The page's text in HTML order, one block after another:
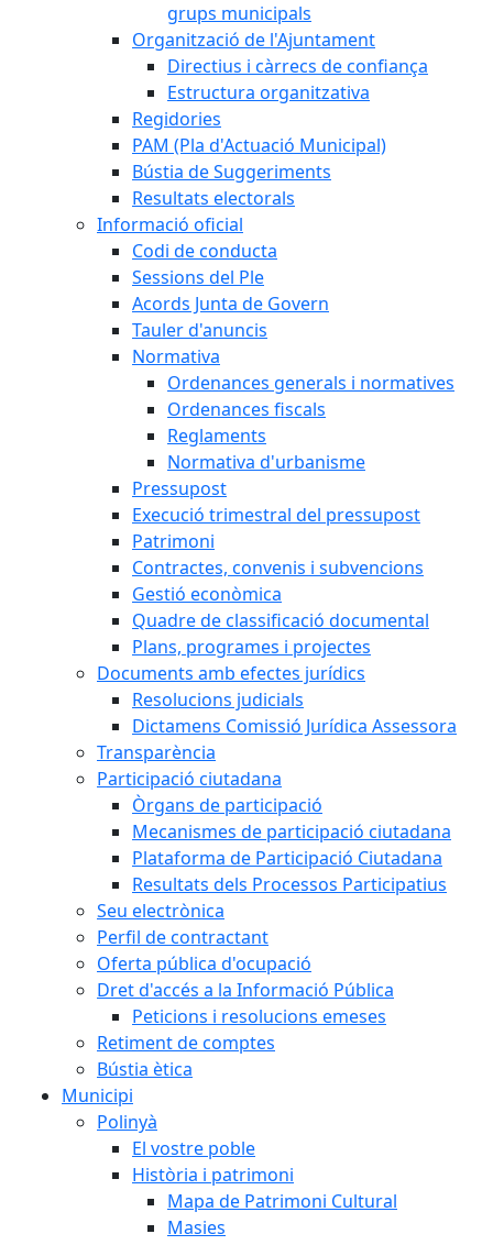
grups municipals
Organització de l'Ajuntament
Directius i càrrecs de confiança
Estructura organitzativa
Regidories
PAM (Pla d'Actuació Municipal)
Bústia de Suggeriments
Resultats electorals
Informació oficial
Codi de conducta
Sessions del Ple
Acords Junta de Govern
Tauler d'anuncis
Normativa
Ordenances generals i normatives
Ordenances fiscals
Reglaments
Normativa d'urbanisme
Pressupost
Execució trimestral del pressupost
Patrimoni
Contractes, convenis i subvencions
Gestió econòmica
Quadre de classificació documental
Plans, programes i projectes
Documents amb efectes jurídics
Resolucions judicials
Dictamens Comissió Jurídica Assessora
Transparència
Participació ciutadana
Òrgans de participació
Mecanismes de participació ciutadana
Plataforma de Participació Ciutadana
Resultats dels Processos Participatius
Seu electrònica
Perfil de contractant
Oferta pública d'ocupació
Dret d'accés a la Informació Pública
Peticions i resolucions emeses
Retiment de comptes
Bústia ètica
Municipi
Polinyà
El vostre poble
Història i patrimoni
Mapa de Patrimoni Cultural
Masies